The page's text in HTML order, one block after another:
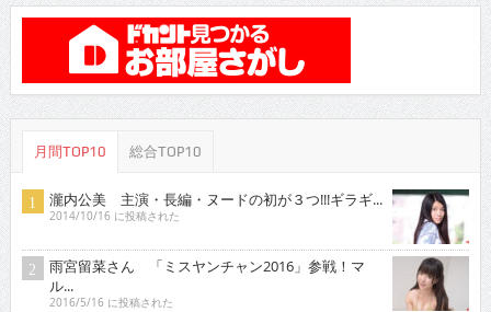
月間TOP10 総合TOP10
瀧内公美 主演・長編・ヌードの初が３つ!!!ギラギ...
2014/10/16 に投稿された
雨宮留菜さん 「ミスヤンチャン2016」参戦！マ
ル...
2016/5/16 に投稿された